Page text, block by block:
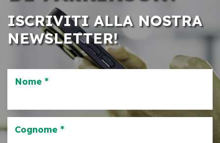
ISCRIVITI ALLA NOSTRA
NEWSLETTER!
Nome *
Cognome *